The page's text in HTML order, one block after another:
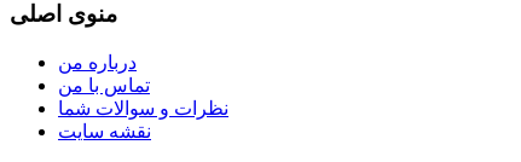
منوی اصلی
درباره من
تماس با من
نظرات و سوالات شما
نقشه سایت